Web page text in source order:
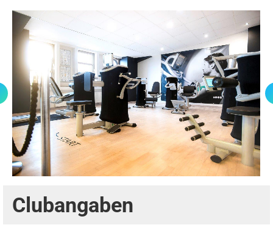
Clubangaben